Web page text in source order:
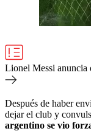
Lionel Messi anuncia
Después de haber
dejar el club y
argentino se vio